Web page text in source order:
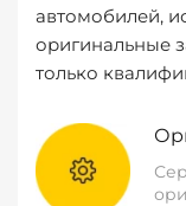
автомобилей,
оригинальные
только